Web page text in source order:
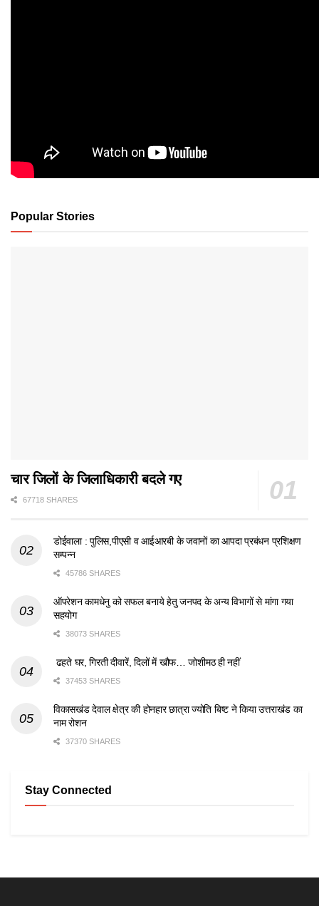
Popular Stories
चार जिलों के जिलाधिकारी बदले गए
67718 SHARES
डोईवाला : पुलिस,पीएसी व आईआरबी के जवानों का आपदा प्रबंधन प्रशिक्षण
सम्पन्न
45786 SHARES
ऑपरेशन कामधेनु को सफल बनाये हेतु जनपद के अन्य विभागों से मांगा गया
सहयोग
38073 SHARES
ढहते घर, गिरती दीवारें, दिलों में खौफ… जोशीमठ ही नहीं
37453 SHARES
विकासखंड देवाल क्षेत्र की होनहार छात्रा ज्योति बिष्ट ने किया उत्तराखंड का
नाम रोशन
37370 SHARES
Stay Connected